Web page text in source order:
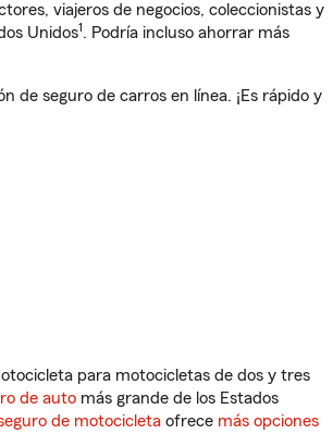
viajeros de negocios, coleccionistas y
Unidos1. Podría incluso ahorrar más
de seguro de carros en línea. ¡Es rápido y
para motocicletas de dos y tres
de auto más grande de los Estados
de motocicleta ofrece más opciones